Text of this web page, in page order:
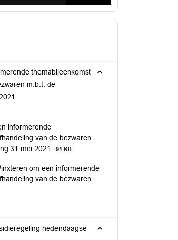
themabijeenkomst
m.b.t. de
informerende
van de bezwaren
31 mei 2021
91 KB
om een informerende
van de bezwaren
hedendaagse